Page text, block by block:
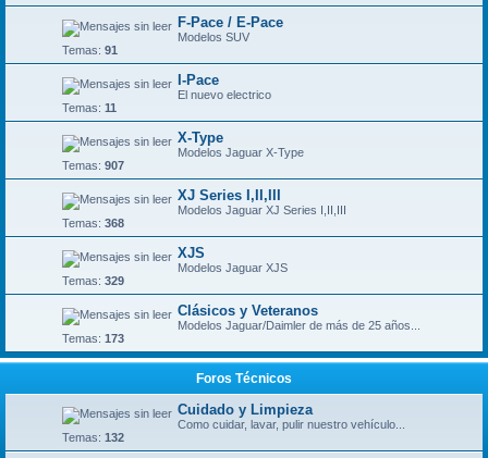
F-Pace / E-Pace
Modelos SUV
Temas: 91
I-Pace
El nuevo electrico
Temas: 11
X-Type
Modelos Jaguar X-Type
Temas: 907
XJ Series I,II,III
Modelos Jaguar XJ Series I,II,III
Temas: 368
XJS
Modelos Jaguar XJS
Temas: 329
Clásicos y Veteranos
Modelos Jaguar/Daimler de más de 25 años...
Temas: 173
Foros Técnicos
Cuidado y Limpieza
Como cuidar, lavar, pulir nuestro vehículo...
Temas: 132